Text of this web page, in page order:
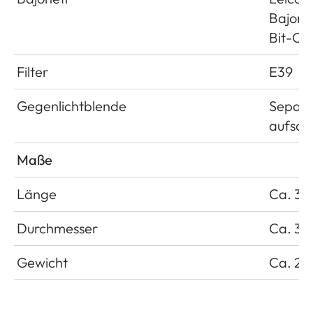
Bit-
Filter
E39
Gegenlichtblende
Maße
Länge
Ca.
Durchmesser
Ca.
Gewicht
Ca.